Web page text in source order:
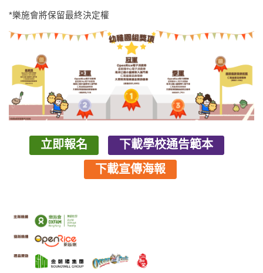
*樂施會將保留最終決定權
立即報名
下載學校通告範本
下載宣傳海報